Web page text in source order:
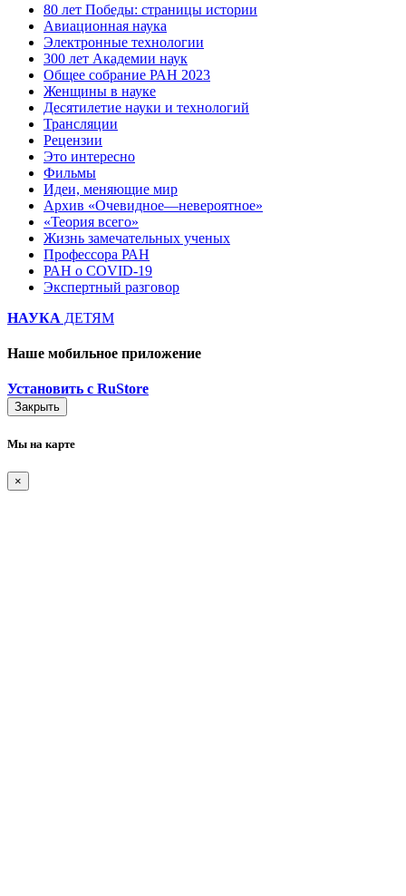
80 лет Победы: страницы истории
Авиационная наука
Электронные технологии
300 лет Академии наук
Общее собрание РАН 2023
Женщины в науке
Десятилетие науки и технологий
Трансляции
Рецензии
Это интересно
Фильмы
Идеи, меняющие мир
Архив «Очевидное—невероятное»
«Теория всего»
Жизнь замечательных ученых
Профессора РАН
РАН о COVID-19
Экспертный разговор
НАУКА ДЕТЯМ
Наше мобильное приложение
Установить с RuStore
Закрыть
Мы на карте
×